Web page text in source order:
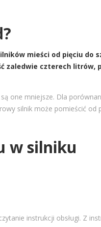
mieści od pięciu do
zaledwie czterech litrów,
one mniejsze. Dla
silnik może pomieścić od
w silniku
instrukcji obsługi. Z